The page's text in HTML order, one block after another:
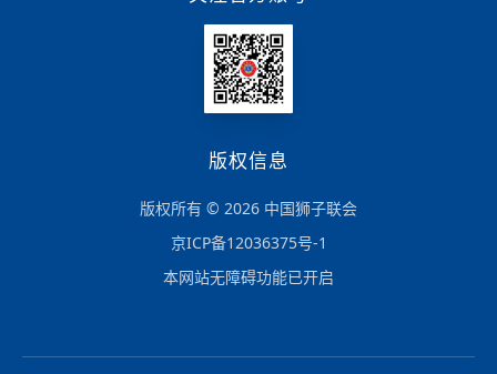
版权信息
版权所有 © 2026 中国狮子联会
京ICP备12036375号-1
本网站无障碍功能已开启